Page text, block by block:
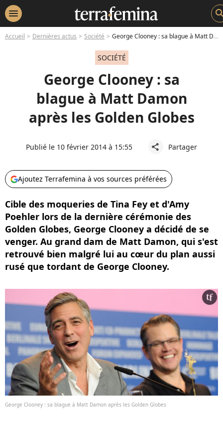
menu
Accueil Dernières actus Société George Clooney : sa blague à Matt Damon après les Golden Globes
SOCIÉTÉ
George Clooney : sa
blague à Matt Damon
après les Golden Globes
Publié le 10 février 2014 à 15:55 share Partager
Ajoutez Terrafemina à vos sources préférées
Cible des moqueries de Tina Fey et d'Amy
Poehler lors de la dernière cérémonie des
Golden Globes, George Clooney a décidé de se
venger. Au grand dam de Matt Damon, qui s'est
retrouvé bien malgré lui au cœur du plan aussi
rusé que tordant de George Clooney.
George Clooney : sa blague à Matt Damon après les Golden Globes